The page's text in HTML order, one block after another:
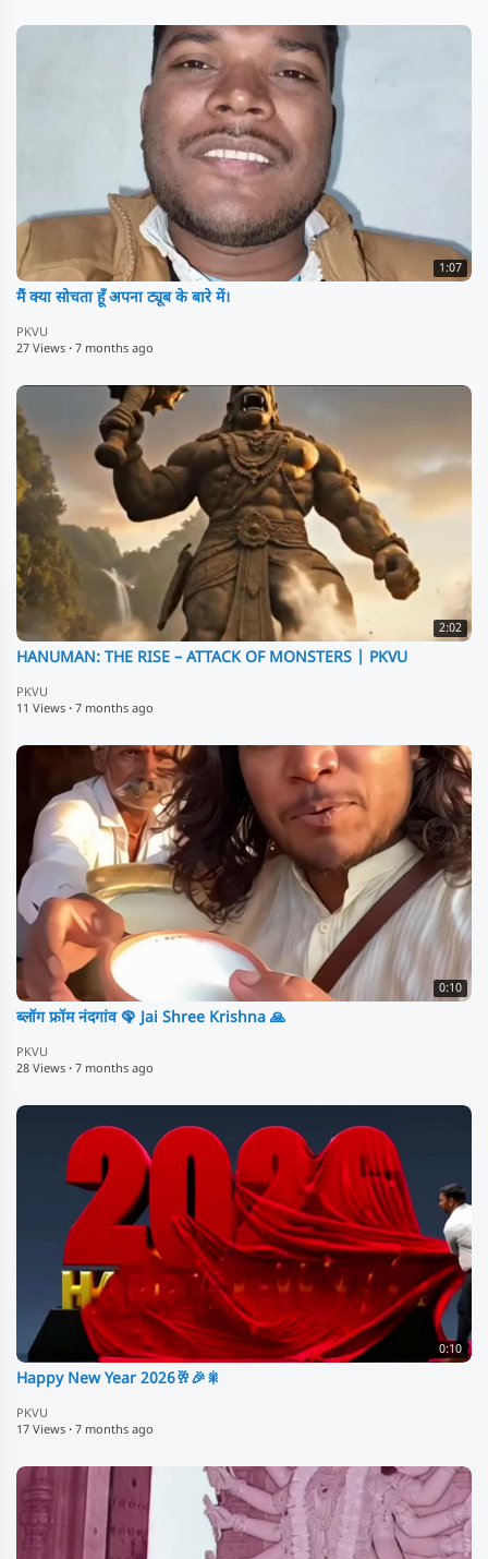
1:07
मैं क्या सोचता हूँ अपना ट्यूब के बारे में।
PKVU
27 Views · 7 months ago
2:02
HANUMAN: THE RISE – ATTACK OF MONSTERS | PKVU
PKVU
11 Views · 7 months ago
0:10
ब्लॉग फ्रॉम नंदगांव 🦚 Jai Shree Krishna 🙏
PKVU
28 Views · 7 months ago
0:10
Happy New Year 2026🥂🎉🎇
PKVU
17 Views · 7 months ago